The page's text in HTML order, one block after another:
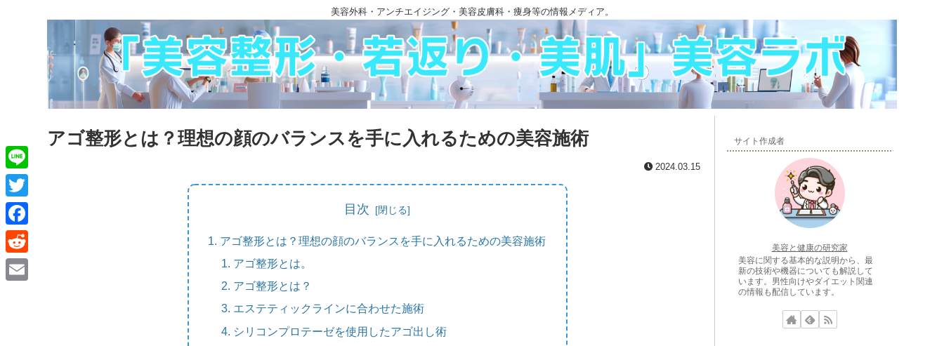
美容外科・アンチエイジング・美容皮膚科・痩身等の情報メディア。
アゴ整形とは？理想の顔のバランスを手に入れるための美容施術
2024.03.15
目次
アゴ整形とは？理想の顔のバランスを手に入れるための美容施術
アゴ整形とは。
アゴ整形とは？
エステティックラインに合わせた施術
シリコンプロテーゼを使用したアゴ出し術
サイト作成者
美容と健康の研究家
美容に関する基本的な説明から、最
新の技術や機器についても解説して
います。男性向けやダイエット関連
の情報も配信しています。
L
i
n
e
T
w
i
t
F
a
c
R